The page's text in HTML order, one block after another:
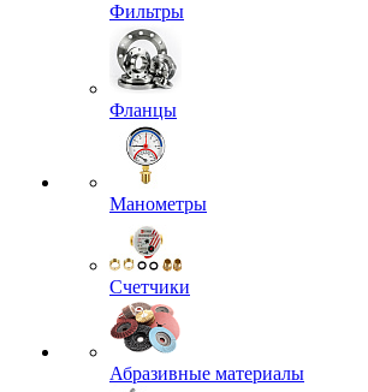
Фильтры
Фланцы
Манометры
Счетчики
Абразивные материалы